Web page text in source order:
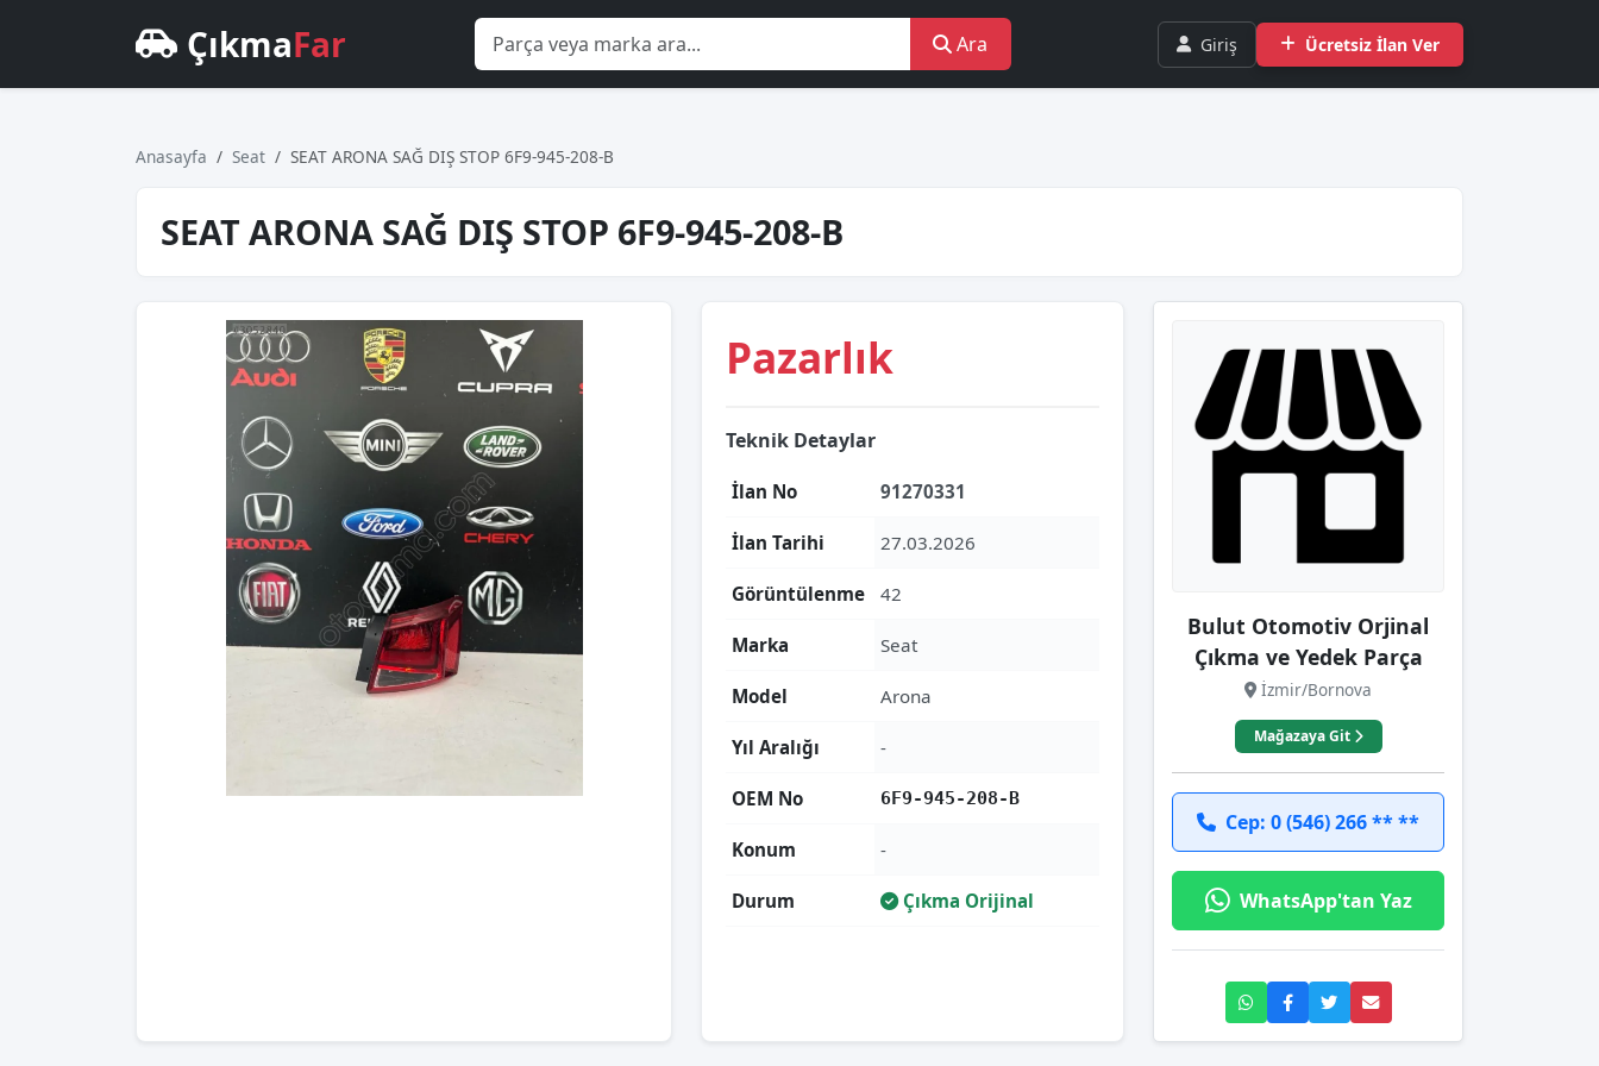
ÇıkmaFar Ara Giriş Ücretsiz İlan Ver
Anasayfa Seat SEAT ARONA SAĞ DIŞ STOP 6F9-945-208-B
SEAT ARONA SAĞ DIŞ STOP 6F9-945-208-B
Pazarlık
Teknik Detaylar
İlan No 91270331
İlan Tarihi 27.03.2026
Görüntülenme 42
Marka Seat
Model Arona
Yıl Aralığı -
OEM No 6F9-945-208-B
Konum -
Durum Çıkma Orijinal
Bulut Otomotiv Orjinal
Çıkma ve Yedek Parça
İzmir/Bornova
Mağazaya Git
Cep: 0 (546) 266 ** **
WhatsApp'tan Yaz